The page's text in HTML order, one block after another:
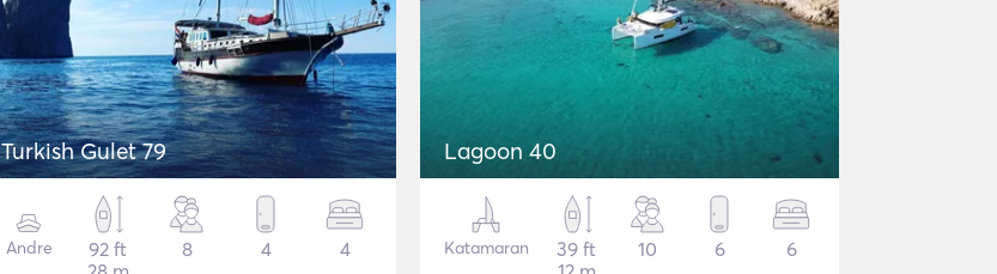
Turkish Gulet 79
Andre
92 ft
8 4 4
Lagoon 40
Katamaran
39 ft
10 6 6